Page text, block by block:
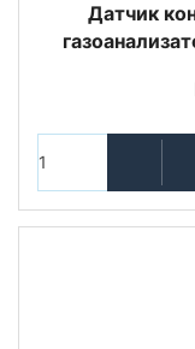
Датчик